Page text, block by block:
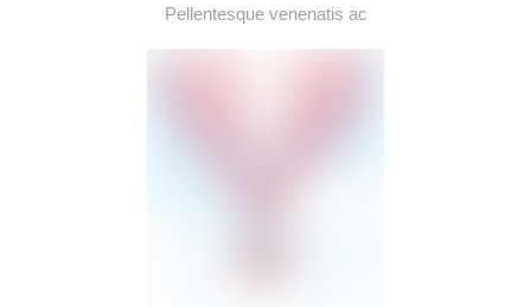
Pellentesque venenatis ac